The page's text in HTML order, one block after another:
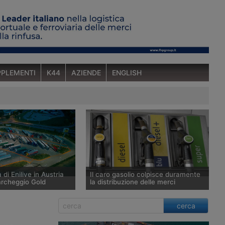
K44 AZIENDE ENGLISH
di Enilive in Austria
Gold
bei Schärding, lungo
Innkreis, il primo
Il caro gasolio colpisce duramente
la distribuzione delle merci
Secondo l’Ufficio studi della Cgia il
prezzo del gasolio è salito del 20,9%
cerca